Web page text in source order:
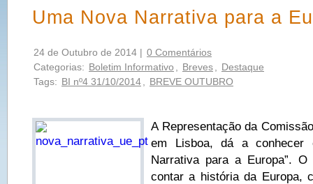
Uma Nova Narrativa para a
24 de Outubro de 2014 | 0 Comentários
Categorias: Boletim Informativo Breves
Destaque
Tags: BI nº4 31/10/2014 BREVE OUTUBRO
A Representação da
em Lisboa, dá a conhecer
Narrativa para a Europa”.
contar a história da Europa,